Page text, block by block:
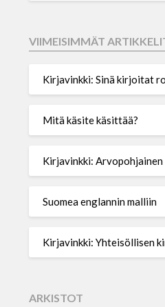
VIIMEISIMMÄT
Kirjavinkki: Sinä kirjoitat
Mitä käsite käsittää?
Kirjavinkki:
Suomea englannin malliin
Kirjavinkki: Yhteisöllisen
ARKISTOT